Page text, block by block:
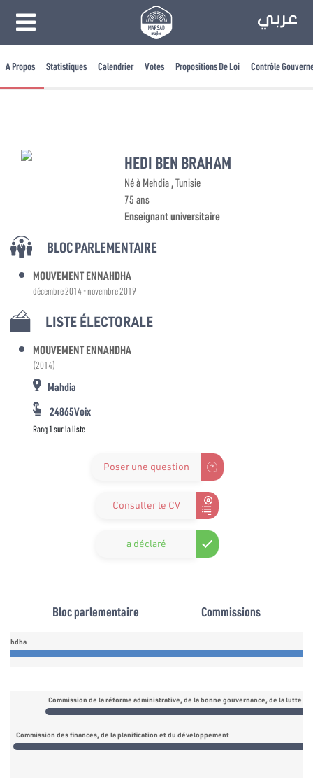
A Propos Statistiques Calendrier Votes Propositions De Loi Contrôle
HEDI BEN BRAHAM
Né à Mehdia , Tunisie
75 ans
Enseignant universitaire
BLOC PARLEMENTAIRE
MOUVEMENT ENNAHDHA
décembre 2014 - novembre 2019
LISTE ÉLECTORALE
MOUVEMENT ENNAHDHA
(2014)
Mahdia
24865Voix
Rang 1 sur la liste
Poser une question
Consulter le CV
a déclaré
Bloc parlementaire Commissions
Commission de la réforme administrative, de la bonne gouvernance, de la lutte
Commission des finances, de la planification et du développement